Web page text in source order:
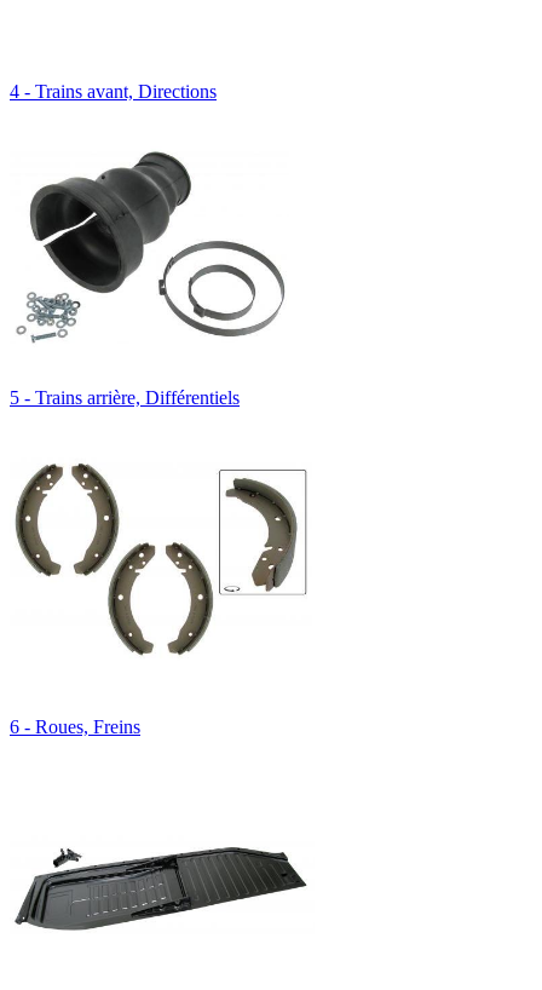
4 - Trains avant, Directions
5 - Trains arrière, Différentiels
6 - Roues, Freins